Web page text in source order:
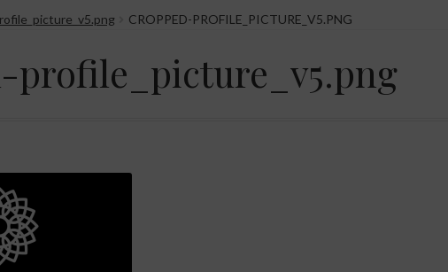
CROPPED-PROFILE_PICTURE_V5.PNG
profile_picture_v5.png